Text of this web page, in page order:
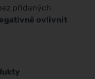
přidaných
ovlivnit